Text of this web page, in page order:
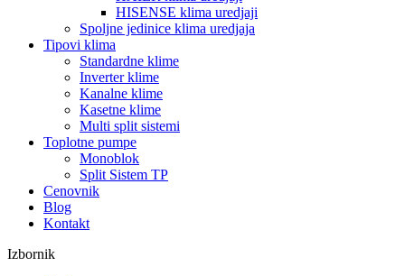
HISENSE klima uredjaji
Spoljne jedinice klima uredjaja
Tipovi klima
Standardne klime
Inverter klime
Kanalne klime
Kasetne klime
Multi split sistemi
Toplotne pumpe
Monoblok
Split Sistem TP
Cenovnik
Blog
Kontakt
Izbornik